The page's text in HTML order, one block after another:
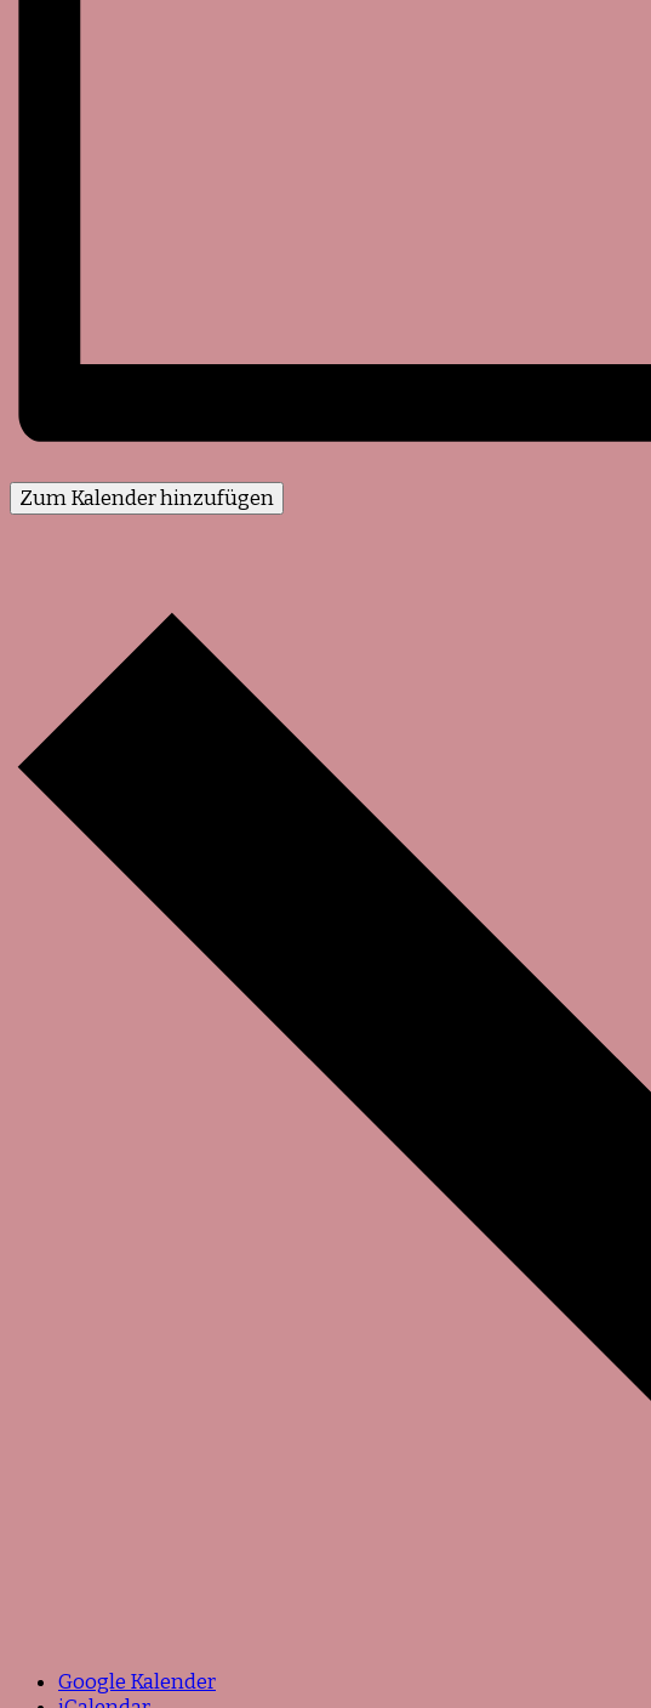
Zum Kalender hinzufügen
Google Kalender